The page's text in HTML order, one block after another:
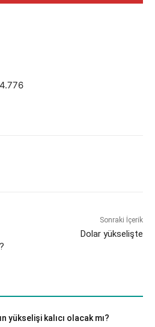
Sonraki İçerik
Dolar yükselişte
yükselişi kalıcı olacak mı?